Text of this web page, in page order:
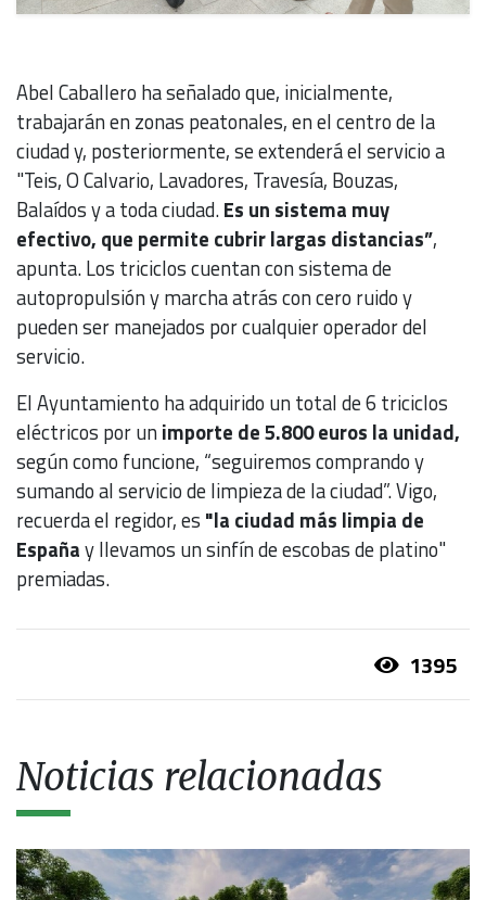
Abel Caballero ha señalado que, inicialmente,
trabajarán en zonas peatonales, en el centro de la
ciudad y, posteriormente, se extenderá el servicio a
"Teis, O Calvario, Lavadores, Travesía, Bouzas,
Balaídos y a toda ciudad.Es un sistema muy
efectivo, que permite cubrir largas distancias”,
apunta. Los triciclos cuentan con sistema de
autopropulsión y marcha atrás con cero ruido y
pueden ser manejados por cualquier operador del
servicio.
El Ayuntamiento ha adquirido un total de 6 triciclos
eléctricos por unimporte de 5.800 euros la unidad,
según como funcione, “seguiremos comprando y
sumando al servicio de limpieza de la ciudad”. Vigo,
recuerda el regidor, es "la ciudad más limpia de
Españay llevamos un sinfín de escobas de platino"
premiadas.
1395
Noticias relacionadas